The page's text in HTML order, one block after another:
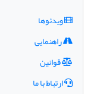
ویدئوها
راهنمایی
قوانین
ارتباط با ما